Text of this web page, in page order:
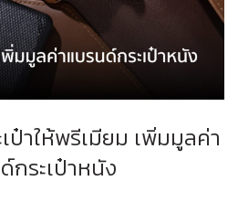
ป๋าให้พรีเมียม เพิ่มมูลค่า
กระเป๋าหนัง